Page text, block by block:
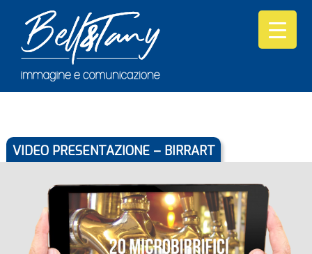
VIDEO PRESENTAZIONE – BIRRART